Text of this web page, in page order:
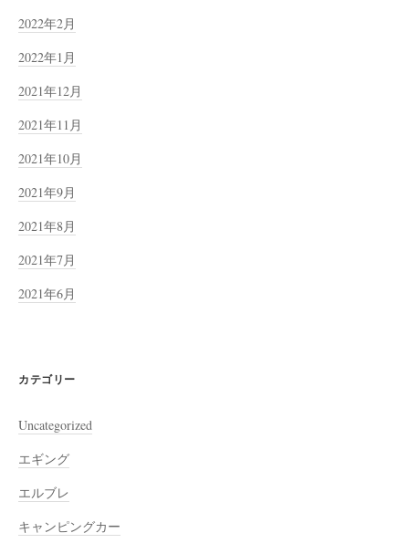
2022年2月
2022年1月
2021年12月
2021年11月
2021年10月
2021年9月
2021年8月
2021年7月
2021年6月
カテゴリー
Uncategorized
エギング
エルブレ
キャンピングカー